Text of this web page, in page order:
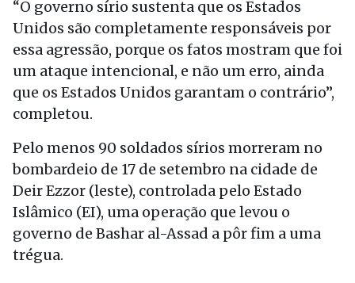
“O governo sírio sustenta que os Estados
Unidos são completamente responsáveis por
essa agressão, porque os fatos mostram que foi
um ataque intencional, e não um erro, ainda
que os Estados Unidos garantam o contrário”,
completou.
Pelo menos 90 soldados sírios morreram no
bombardeio de 17 de setembro na cidade de
Deir Ezzor (leste), controlada pelo Estado
Islâmico (EI), uma operação que levou o
governo de Bashar al-Assad a pôr fim a uma
trégua.